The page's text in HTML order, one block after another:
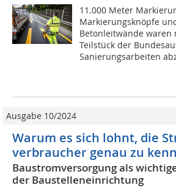
11.000 Meter
Markierungsknöpfe
Betonleitwände waren
Teilstück der
Sanierungsarbeiten
Ausgabe 10/2024
Warum es sich lohnt, die
verbraucher genau zu
Baustromversorgung als
der Baustelleneinrichtung